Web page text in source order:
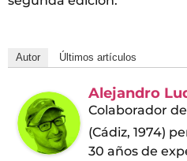
Autor Últimos artículos
Alejandro
Colaborador de
(Cádiz, 1974)
30 años de